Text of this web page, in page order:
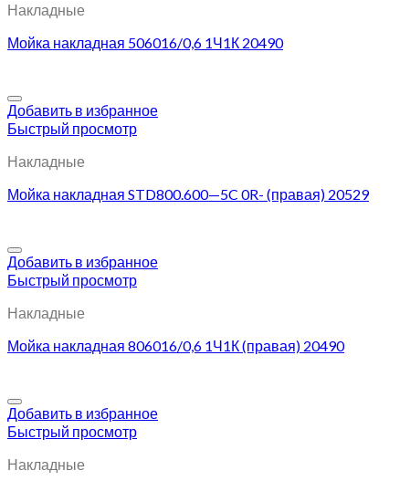
Накладные
Мойка накладная 506016/0,6 1Ч1К 20490
Добавить в избранное
Быстрый просмотр
Накладные
Мойка накладная STD800.600—5C 0R- (правая) 20529
Добавить в избранное
Быстрый просмотр
Накладные
Мойка накладная 806016/0,6 1Ч1К (правая) 20490
Добавить в избранное
Быстрый просмотр
Накладные